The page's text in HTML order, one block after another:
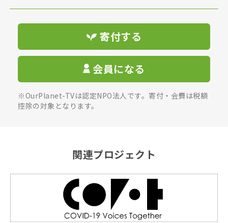
寄付する
会員になる
※OurPlanet-TVは認定NPO法人です。寄付・会費は税額
控除の対象となります。
関連プロジェクト